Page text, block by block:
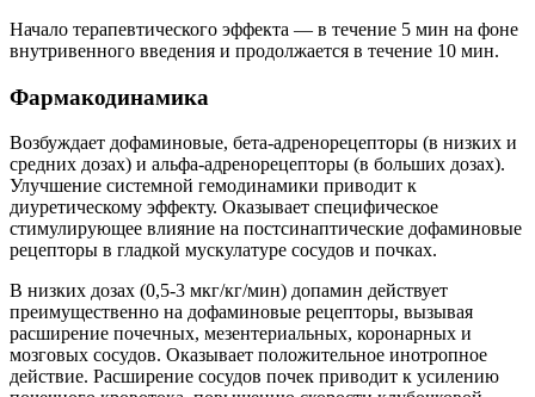
Начало терапевтического эффекта — в течение 5 мин на фоне
внутривенного введения и продолжается в течение 10 мин.
Фармакодинамика
Возбуждает дофаминовые, бета-адренорецепторы (в низких и
средних дозах) и альфа-адренорецепторы (в больших дозах).
Улучшение системной гемодинамики приводит к
диуретическому эффекту. Оказывает специфическое
стимулирующее влияние на постсинаптические дофаминовые
рецепторы в гладкой мускулатуре сосудов и почках.
В низких дозах (0,5-3 мкг/кг/мин) допамин действует
преимущественно на дофаминовые рецепторы, вызывая
расширение почечных, мезентериальных, коронарных и
мозговых сосудов. Оказывает положительное инотропное
действие. Расширение сосудов почек приводит к усилению